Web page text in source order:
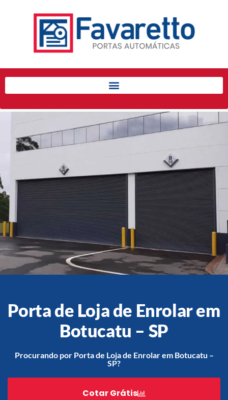
Início
Produtos
Automatizadores
Acessórios Para Portas de
Enrolar
Pintura eletrostática
Portfólio
Contato
Acessórios
Enrolar em Teresópolis – RJ
Portão de Garagem de
Enrolar em São Pedro da
Aldeia – RJ
Porta de Loja de Enrolar em
Botucatu – SP
Procurando por Porta de Loja de Enrolar em Botucatu –
SP?
Cotar Grátis